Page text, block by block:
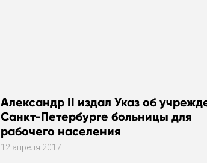
Александр II издал Указ об
Санкт-Петербурге больницы для
рабочего населения
12 апреля 2017